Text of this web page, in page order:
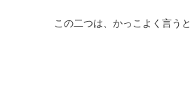
この二つは、かっこよく言うと